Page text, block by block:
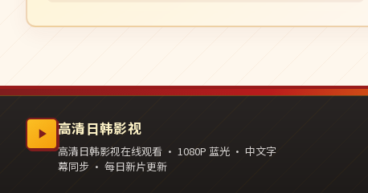
高清日韩影视
高清日韩影视在线观看 · 1080P 蓝光 · 中文字
幕同步 · 每日新片更新